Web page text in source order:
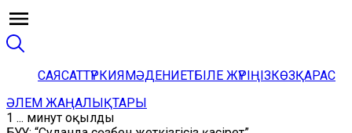
САЯСАТТҮРКИЯМӘДЕНИЕТБІЛЕ ЖҮРІҢІЗКӨЗҚАРАС
ӘЛЕМ ЖАҢАЛЫҚТАРЫ
1 ... минут оқылды